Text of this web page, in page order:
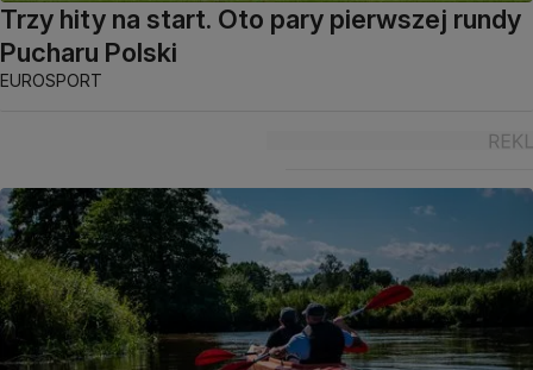
Trzy hity na start. Oto pary pierwszej rundy
Pucharu Polski
EUROSPORT